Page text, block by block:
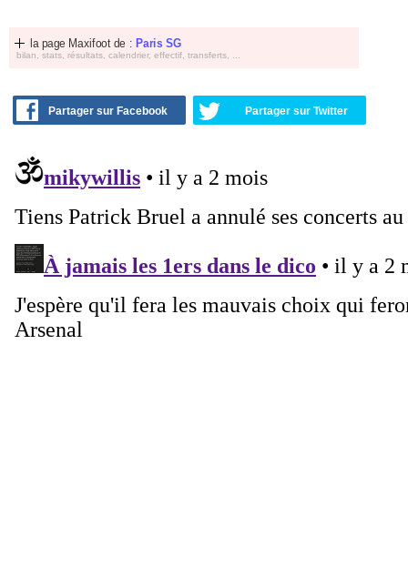
la page Maxifoot de : Paris SG
bilan, stats, résultats, calendrier, effectif, transferts, ...
Partager sur Facebook Partager sur Twitter